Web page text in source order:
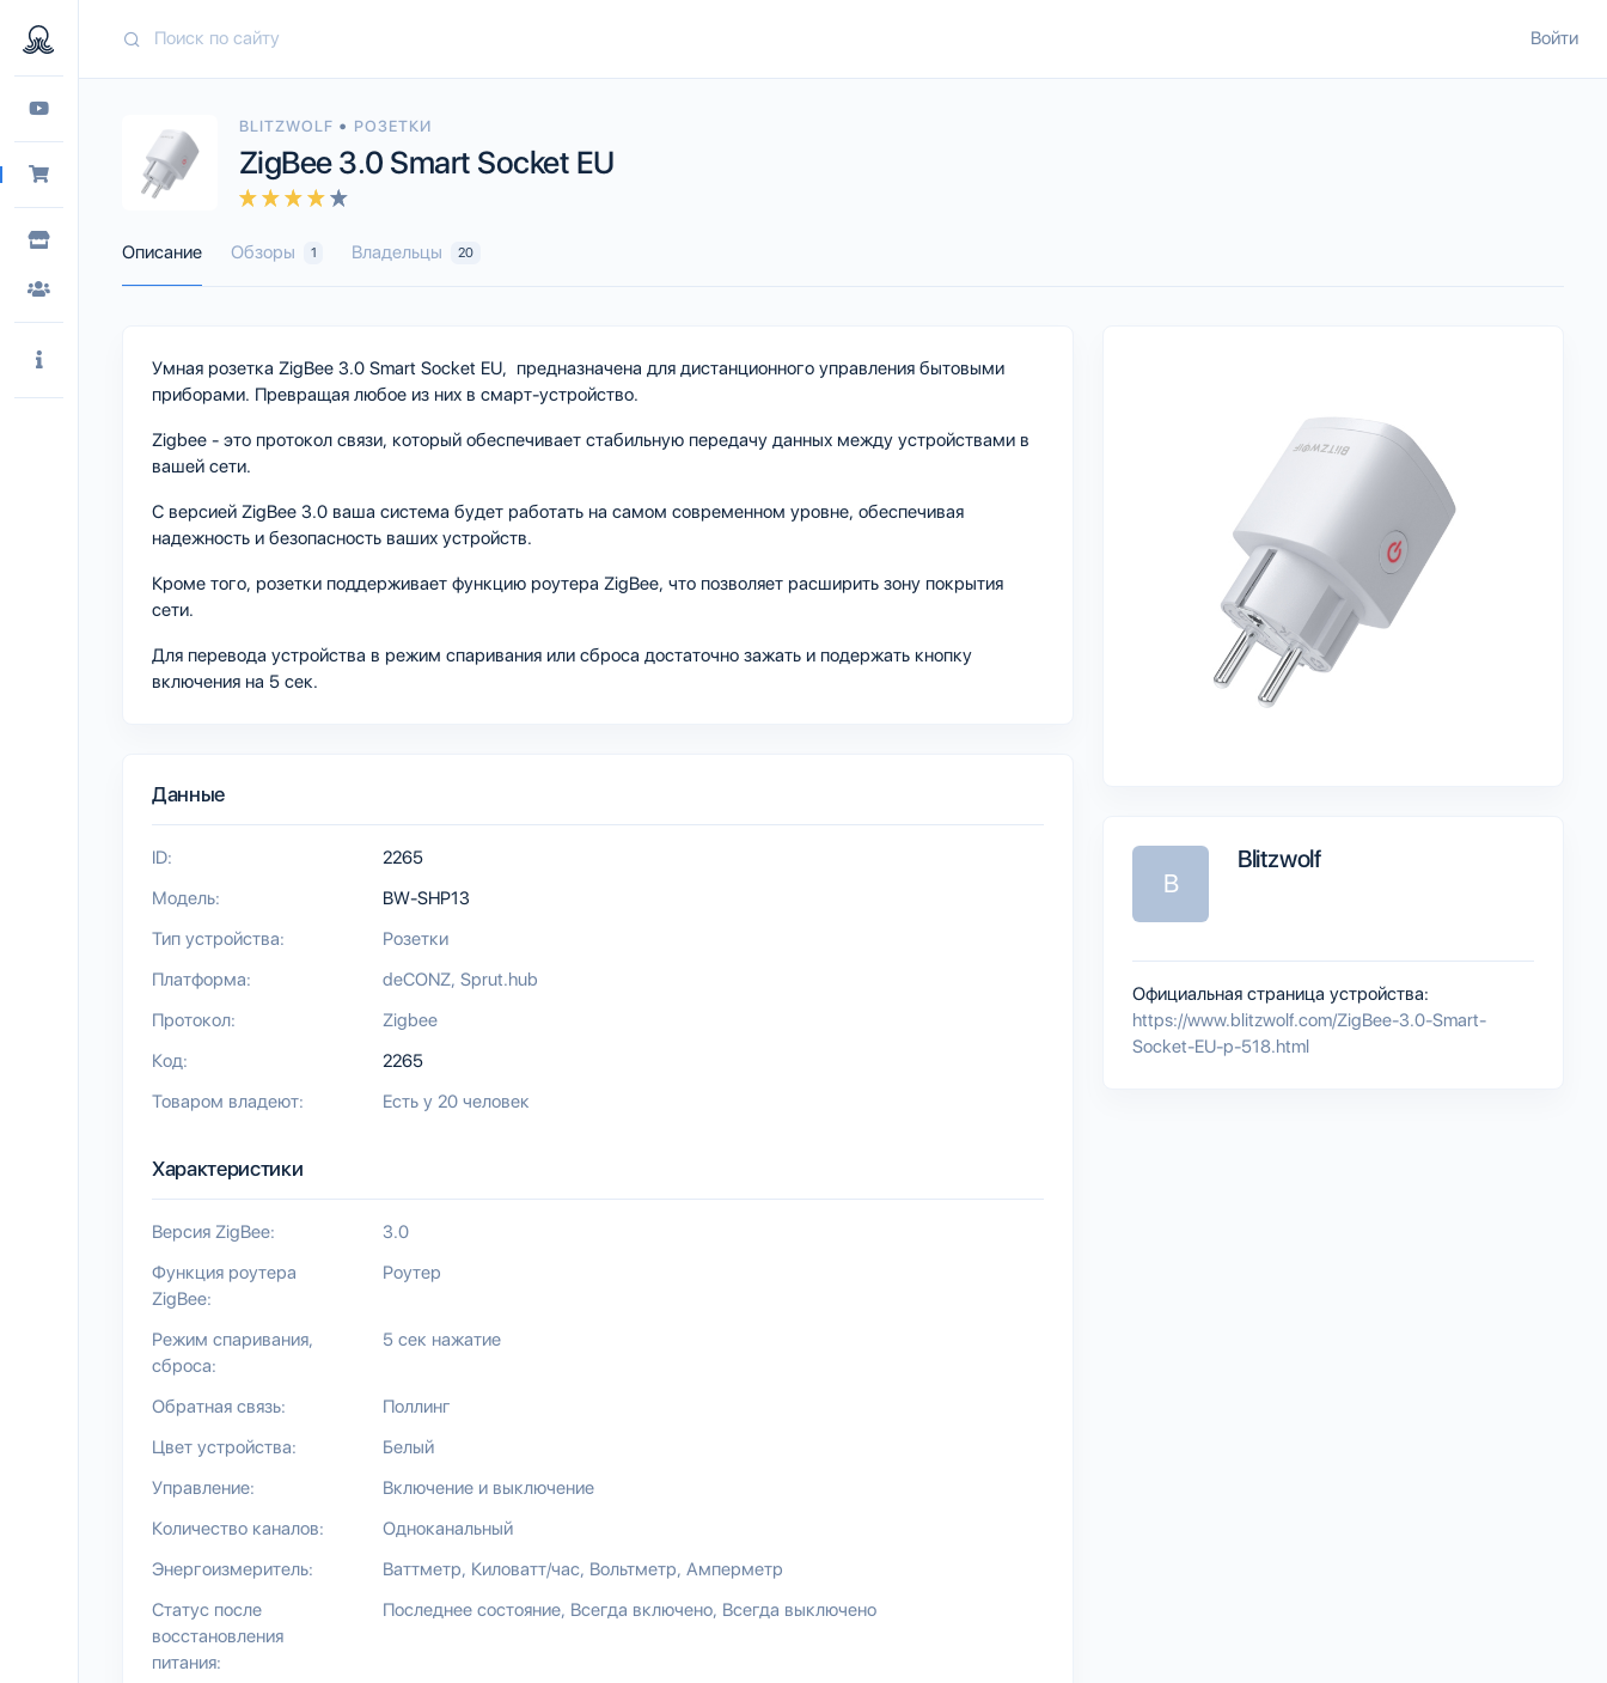
Войти
BLITZWOLF • РОЗЕТКИ
ZigBee 3.0 Smart Socket EU
Описание Обзоры 1 Владельцы 20
Умная розетка ZigBee 3.0 Smart Socket EU, предназначена для дистанционного управления бытовыми
приборами. Превращая любое из них в смарт-устройство.
Zigbee - это протокол связи, который обеспечивает стабильную передачу данных между устройствами в
вашей сети.
С версией ZigBee 3.0 ваша система будет работать на самом современном уровне, обеспечивая
надежность и безопасность ваших устройств.
Кроме того, розетки поддерживает функцию роутера ZigBee, что позволяет расширить зону покрытия
сети.
Для перевода устройства в режим спаривания или сброса достаточно зажать и подержать кнопку
включения на 5 сек.
Данные
ID:
2265
Модель:
BW-SHP13
Тип устройства:
Розетки
Платформа:
deCONZ Sprut.hub
Протокол:
Zigbee
Код:
2265
Товаром владеют:
Есть у 20 человек
Характеристики
Версия ZigBee:
3.0
Функция роутера
ZigBee:
Роутер
Режим спаривания,
сброса:
5 сек нажатие
Обратная связь:
Поллинг
Цвет устройства:
Белый
Управление:
Включение и выключение
Количество каналов:
Одноканальный
Энергоизмеритель:
Ваттметр Киловатт/час Вольтметр Амперметр
Статус после
восстановления
питания:
Последнее состояние Всегда включено Всегда выключено
B
Blitzwolf
Официальная страница устройства:
https://www.blitzwolf.com/ZigBee-3.0-Smart-
Socket-EU-p-518.html